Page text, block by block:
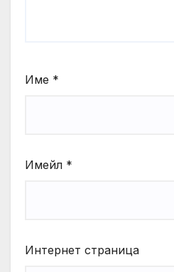
Име *
Имейл *
Интернет страница